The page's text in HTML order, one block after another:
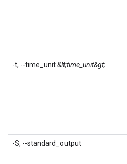
-t, --time_unit&lt;time_unit&gt;
-S, --standard_output